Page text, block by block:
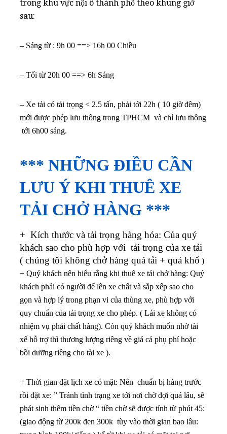
trong khu vực nội ô thành phố theo khung giờ
sau:
– Sáng từ : 9h 00 ==> 16h 00 Chiều
– Tối từ 20h 00 ==> 6h Sáng
– Xe tải có tải trọng < 2.5 tấn, phải tới 22h ( 10 giờ đêm)
mới được phép lưu thông trong TPHCM và chỉ lưu thông
tới 6h00 sáng.
*** NHỮNG ĐIỀU CẦN
LƯU Ý KHI THUÊ XE
TẢI CHỞ HÀNG ***
+ Kích thước và tải trọng hàng hóa: Của quý
khách sao cho phù hợp với tải trọng của xe tải
( chúng tôi không chở hàng quá tải + quá khổ )
+ Quý khách nên hiểu rằng khi thuê xe tải chở hàng: Quý
khách phải có người để lên xe chất và sắp xếp sao cho
gọn và hợp lý trong phạn vi của thùng xe, phù hợp với
quy chuẩn của tải trọng xe cho phép. ( Lái xe không có
nhiệm vụ phải chất hàng). Còn quý khách muốn nhờ tài
xế hỗ trợ thì thương lượng riêng về giá cả phụ phí hoặc
bồi dưỡng riêng cho tài xe ).
+ Thời gian đặt lịch xe có mặt: Nên chuẩn bị hàng trước
rồi đặt xe: ” Tránh tình trạng xe tới nơi chờ đợi quá lâu, sẽ
phát sinh thêm tiền chờ “ tiền chờ sẽ được tính từ phút 45:
(giao động từ 200k đen 300k tùy vào thời gian bao lâu: